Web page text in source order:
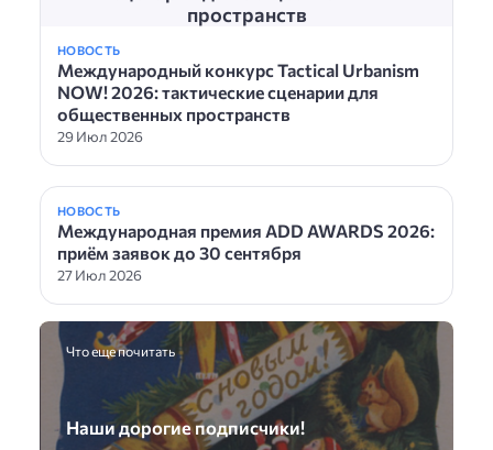
пространств
НОВОСТЬ
Международный конкурс Tactical Urbanism
NOW! 2026: тактические сценарии для
общественных пространств
29 Июл 2026
НОВОСТЬ
Международная премия ADD AWARDS 2026:
приём заявок до 30 сентября
27 Июл 2026
Что еще почитать
Наши дорогие подписчики!